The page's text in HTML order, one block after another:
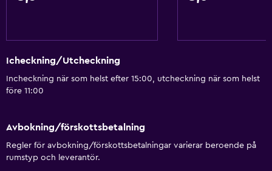
Icheckning/Utcheckning
Incheckning när som helst efter 15:00, utcheckning när som helst
före 11:00
Avbokning/förskottsbetalning
Regler för avbokning/förskottsbetalningar varierar beroende på
rumstyp och leverantör.